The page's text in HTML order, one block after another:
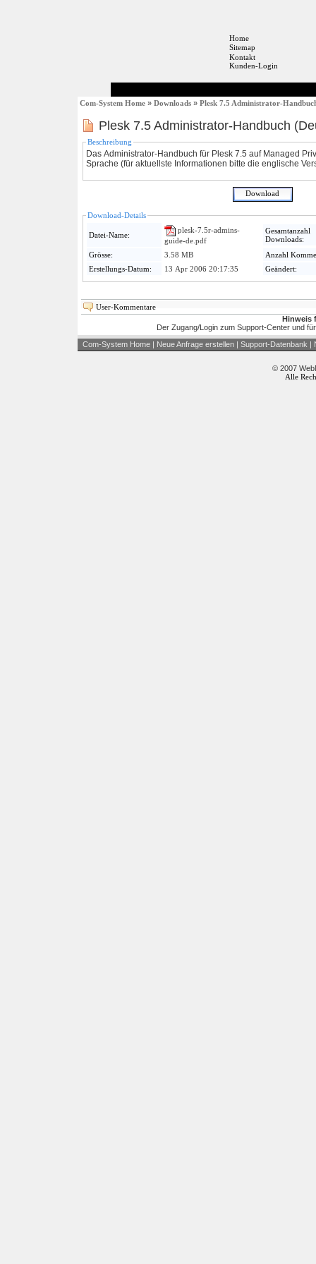
Home
Sitemap
Kontakt
Kunden-Login
Com-System Home » Downloads » Plesk 7.5 Administrator-
Plesk 7.5 Administrator-Handbuch
Beschreibung
Das Administrator-Handbuch für Plesk 7.5 auf Managed
Sprache (für aktuellste Informationen bitte die englische
Download-Details
Datei-Name:
plesk-7.5r-admins-
guide-de.pdf
Gesamtanzahl
Downloads:
Grösse:
3.58 MB
Anzahl
Erstellungs-Datum:
13 Apr 2006 20:17:35 Geändert:
User-Kommentare
Hinweis
Der Zugang/Login zum Support-Center und
Com-System Home | Neue Anfrage erstellen | Support-Datenbank |
© 2007
Alle